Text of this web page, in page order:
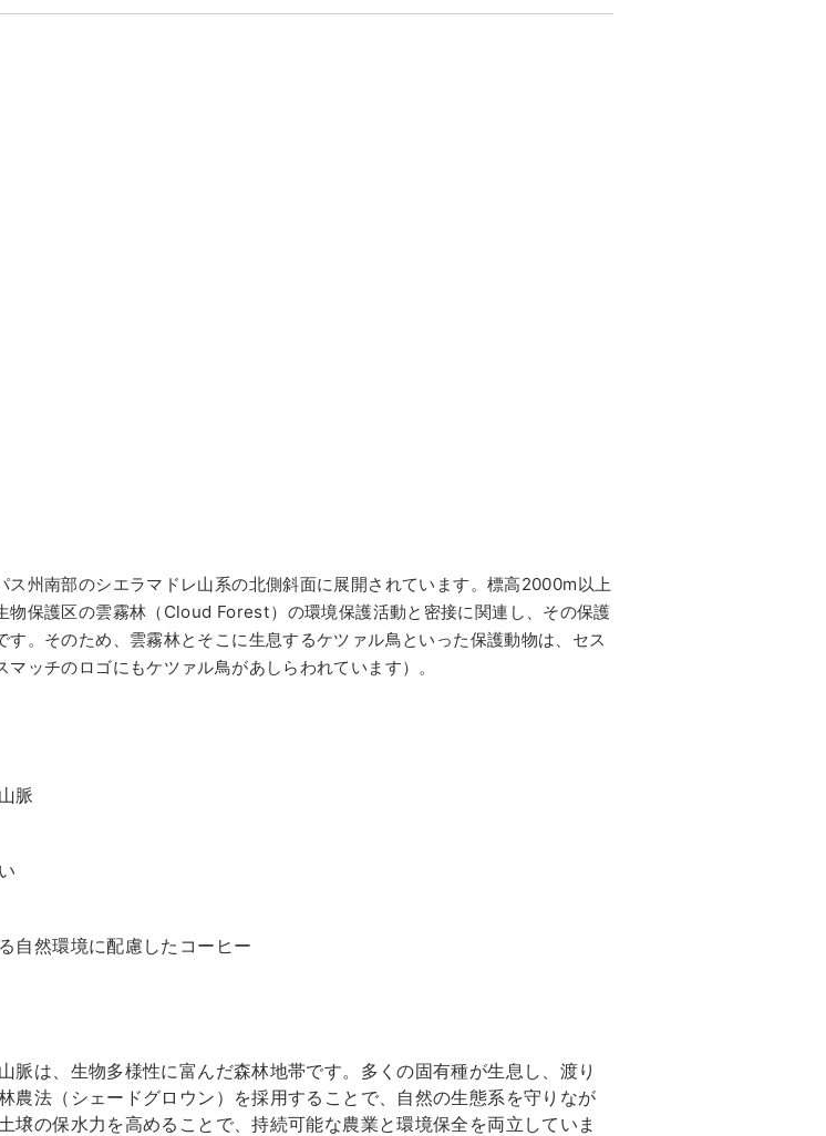
州南部のシエラマドレ山系の北側斜面に展開されています。標高2000m以上
保護区の雲霧林（Cloud Forest）の環境保護活動と密接に関連し、その保護
。そのため、雲霧林とそこに生息するケツァル鳥といった保護動物は、セス
ッチのロゴにもケツァル鳥があしらわれています）。
脈
自然環境に配慮したコーヒー
脈は、生物多様性に富んだ森林地帯です。多くの固有種が生息し、渡り
農法（シェードグロウン）を採用することで、自然の生態系を守りなが
壌の保水力を高めることで、持続可能な農業と環境保全を両立していま